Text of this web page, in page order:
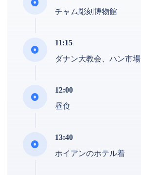
チャム彫刻博物館
11:15
ダナン大教会、ハン市場
12:00
昼食
13:40
ホイアンのホテル着